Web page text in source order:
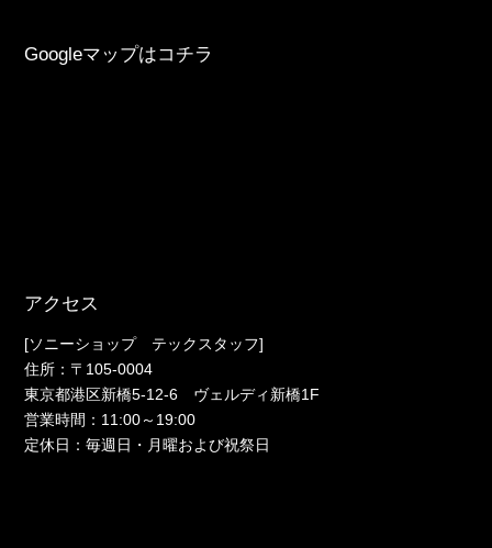
Googleマップはコチラ
アクセス
[ソニーショップ テックスタッフ]
住所：〒105-0004
東京都港区新橋5-12-6 ヴェルディ新橋1F
営業時間：11:00～19:00
定休日：毎週日・月曜および祝祭日